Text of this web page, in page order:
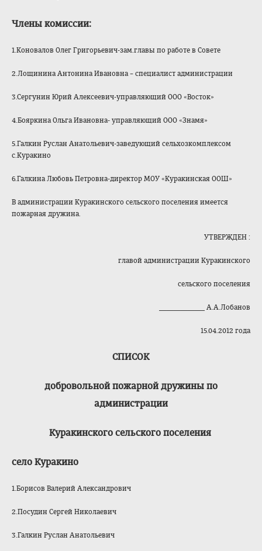
Члены комиссии:
1.Коновалов Олег Григорьевич-зам.главы по работе в Совете
2.Лощинина Антонина Ивановна – специалист администрации
3.Сергунин Юрий Алексеевич-управляющий ООО «Восток»
4.Бояркина Ольга Ивановна- управляющий ООО «Знамя»
5.Галкин Руслан Анатольевич-заведующий сельхозкомплексом
с.Куракино
6.Галкина Любовь Петровна-директор МОУ «Куракинская ООШ»
В администрации Куракинского сельского поселения имеется
пожарная дружина.
УТВЕРЖДЕН :
главой администрации Куракинского
сельского поселения
_____________ А.А.Лобанов
15.04.2012 года
СПИСОК
добровольной пожарной дружины по
администрации
Куракинского сельского поселения
село Куракино
1.Борисов Валерий Александрович
2.Посудин Сергей Николаевич
3.Галкин Руслан Анатольевич